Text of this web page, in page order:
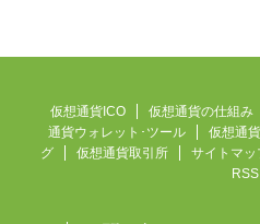
仮想通貨ICO 仮想通貨の仕組み
通貨ウォレット･ツール
仮想通
グ
仮想通貨取引所 サイトマッ
RSS